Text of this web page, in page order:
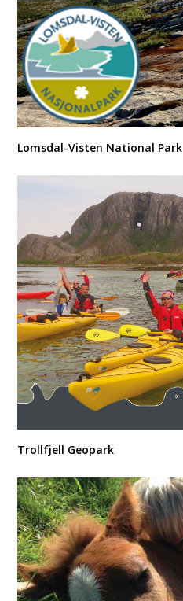
Lomsdal-Visten National Park
Trollfjell Geopark